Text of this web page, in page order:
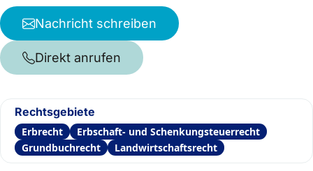
Nachricht schreiben
Direkt anrufen
Rechtsgebiete
Erbrecht
Erbschaft- und Schenkungsteuerrecht
Grundbuchrecht
Landwirtschaftsrecht